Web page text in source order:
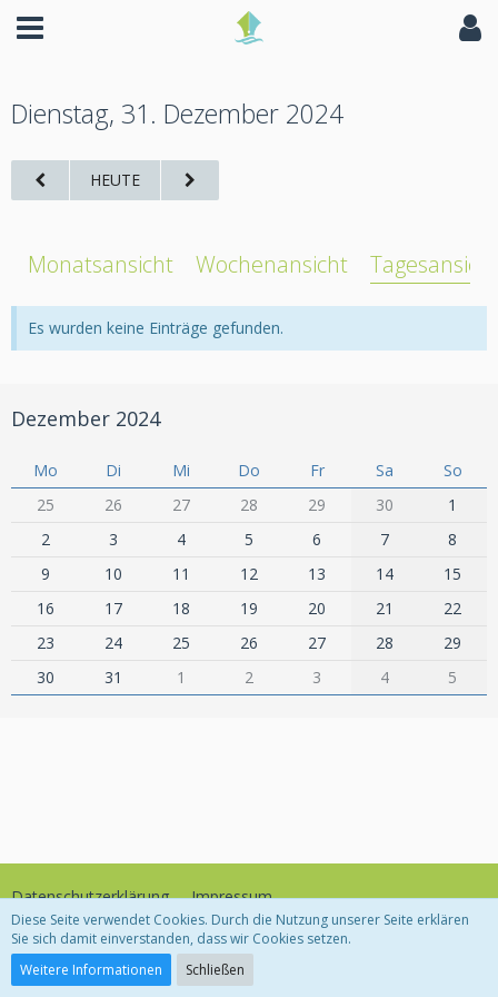
Dienstag, 31. Dezember 2024
HEUTE
Monatsansicht Wochenansicht Tagesansicht
Es wurden keine Einträge gefunden.
Dezember 2024
Mo Di Mi Do Fr Sa
So
25
26 27 28 29 30
1
2
3 4 5 6 7
8
9
10 11 12 13 14
15
16
17 18 19 20 21
22
23
24 25 26 27 28
29
30
31 1 2 3 4 5
Datenschutzerklärung Impressum
Community-Software:
Diese Seite verwendet Cookies. Durch die Nutzung unserer Seite erklären
Sie sich damit einverstanden, dass wir Cookies setzen.
Weitere Informationen
Schließen